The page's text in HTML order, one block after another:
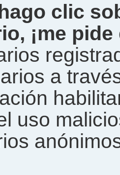
clic
¡me
a
uso